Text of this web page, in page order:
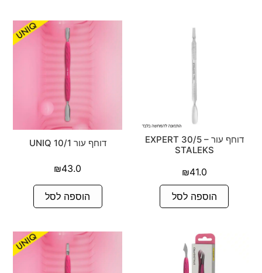
דוחף עור EXPERT 30/5 –
STALEKS
₪41.0
הוספה לסל
דוחף עור 10/1 UNIQ
₪43.0
הוספה לסל